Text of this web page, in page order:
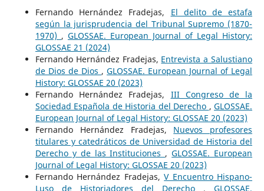
Fernando Hernández Fradejas, El delito de estafa
según la jurisprudencia del Tribunal Supremo (1870-
1970) , GLOSSAE. European Journal of Legal History:
GLOSSAE 21 (2024)
Fernando Hernández Fradejas, Entrevista a Salustiano
de Dios de Dios ,GLOSSAE. European Journal of Legal
History: GLOSSAE 20 (2023)
Fernando Hernández Fradejas, III Congreso de la
Sociedad Española de Historia del Derecho ,GLOSSAE.
European Journal of Legal History: GLOSSAE 20 (2023)
Fernando Hernández Fradejas, Nuevos profesores
titulares y catedráticos de Universidad de Historia del
Derecho y de las Instituciones ,GLOSSAE. European
Journal of Legal History: GLOSSAE 20 (2023)
Fernando Hernández Fradejas,V Encuentro Hispano-
Luso de Historiadores del Derecho ,GLOSSAE.